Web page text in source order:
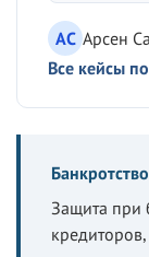
АС Арсен
Все кейсы
Защита при